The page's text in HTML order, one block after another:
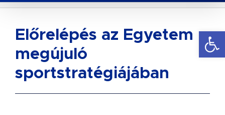
Előrelépés az Egyetem
megújuló
sportstratégiájában